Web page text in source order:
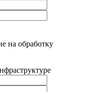
на обработку